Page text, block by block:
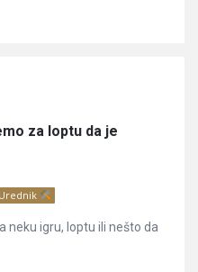
za loptu da je
Urednik
neku igru, loptu ili nešto da